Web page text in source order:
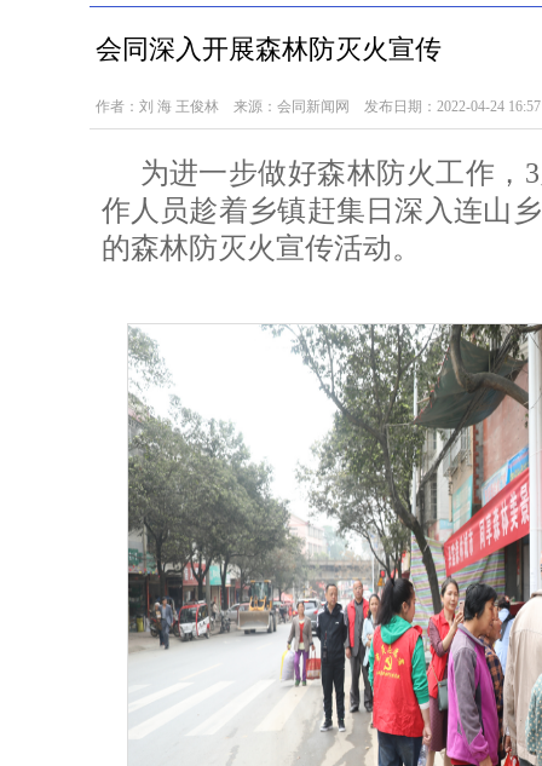
会同深入开展森林防灭火宣传
作者：刘 海 王俊林 来源：会同新闻网 发布日期：2022-04-24
为进一步做好森林防火工作，
作人员趁着乡镇赶集日深入连山
的森林防灭火宣传活动。